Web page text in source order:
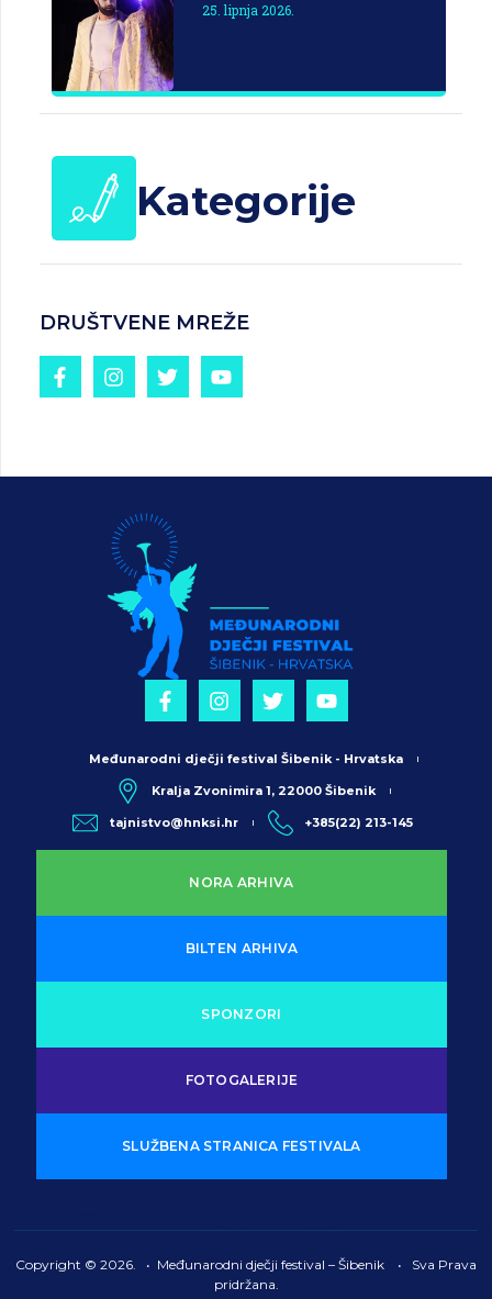
25. lipnja 2026.
Kategorije
DRUŠTVENE MREŽE
NORA ARHIVA
BILTEN ARHIVA
SPONZORI
FOTOGALERIJE
SLUŽBENA STRANICA FESTIVALA
Međunarodni dječji festival Šibenik - Hrvatska
Kralja Zvonimira 1, 22000 Šibenik
tajnistvo@hnksi.hr +385(22) 213-145
Copyright © 2026. • Međunarodni dječji festival – Šibenik • Sva Prava
pridržana.